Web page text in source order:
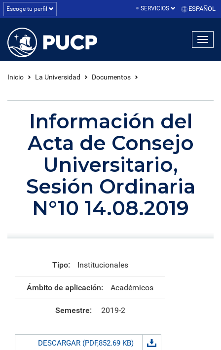
Escoge tu perfil SERVICIOS ESPAÑOL
Inicio La Universidad Documentos
Información del
Acta de Consejo
Universitario,
Sesión Ordinaria
N°10 14.08.2019
Tipo: Institucionales
Ámbito de aplicación: Académicos
Semestre: 2019-2
DESCARGAR (PDF,852.69 KB)